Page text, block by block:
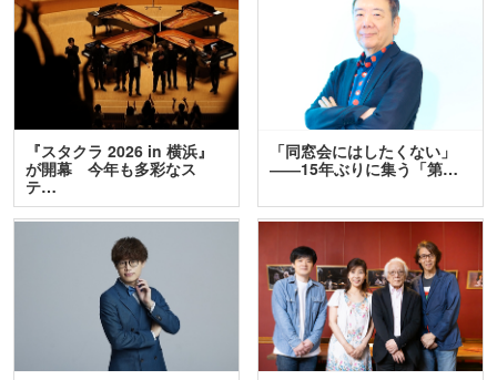
『スタクラ 2026 in 横浜』
が開幕 今年も多彩なス
テ…
「同窓会にはしたくない」
――15年ぶりに集う「第…